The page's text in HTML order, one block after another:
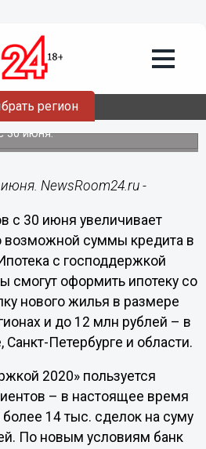
регион
сумму кредита
6,5%
максимально возможной
программы «Ипотека с
30 июня.
NewsRoom24.ru -
с 30 июня увеличивает
возможной суммы кредита в
с господдержкой
смогут оформить ипотеку со
нового жилья в размере
и до 12 млн рублей – в
Петербурге и области.
2020» пользуется
– в настоящее время
14 тыс. сделок на суму
По новым условиям банк